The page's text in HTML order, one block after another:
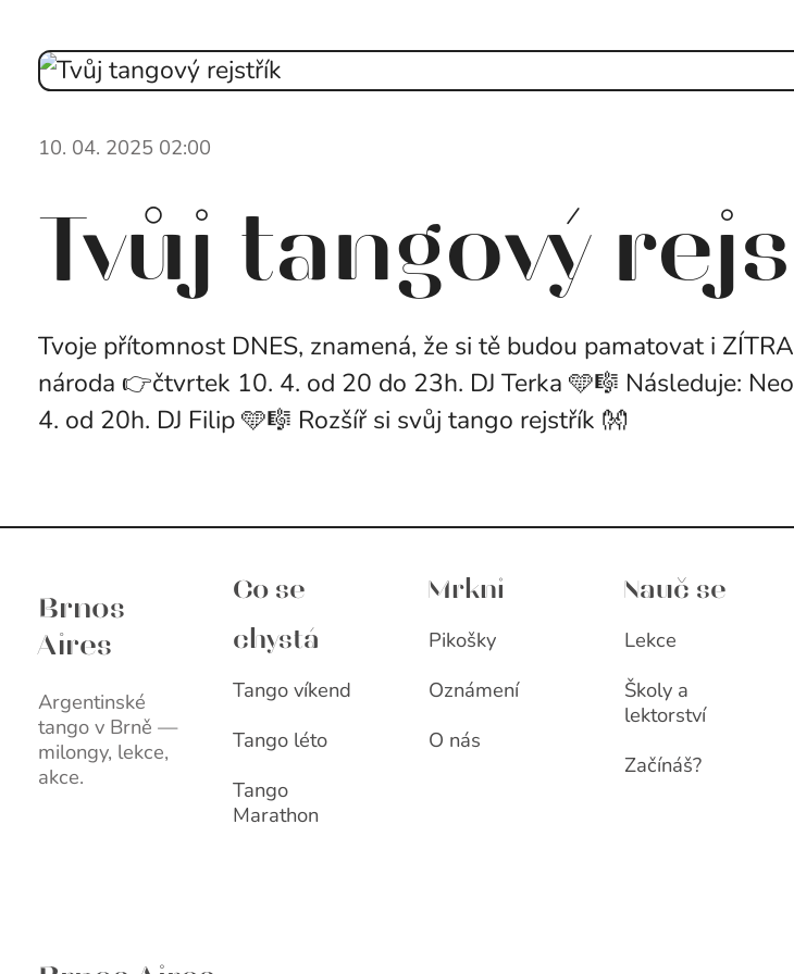
10. 04. 2025 02:00
Tvůj tangový
Tvoje přítomnost DNES, znamená, že si tě budou pamatovat i
národa 👉čtvrtek 10. 4. od 20 do 23h. DJ Terka 🩵🎼 Následuje:
4. od 20h. DJ Filip 🩵🎼 Rozšíř si svůj tango rejstřík 👐
Brnos
Aires
Argentinské
tango v Brně —
milongy, lekce,
akce.
Co se
chystá
Tango víkend
Tango léto
Tango
Marathon
Mrkni
Pikošky
Oznámení
O nás
Nauč se
Lekce
Školy a
lektorství
Začínáš?